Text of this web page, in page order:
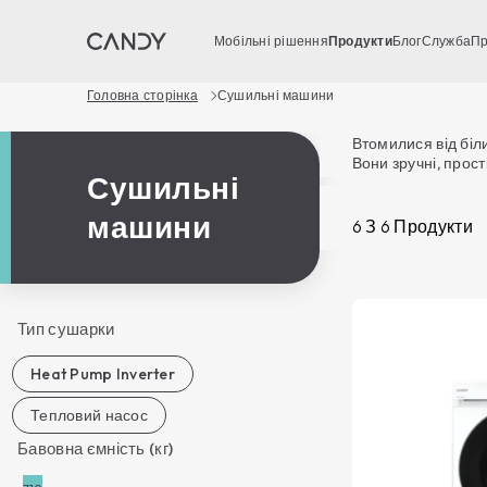
Мобільні рішенняПродуктиБлогСлужба
Головна сторінка Сушильні машини
Сушильні
машини
Тип сушарки
Heat Pump Inverter
Тепловий насос
Бавовна ємність (кг)
Втомилися від
Вони зручні,
дає змогу
6 З 6 Продукти